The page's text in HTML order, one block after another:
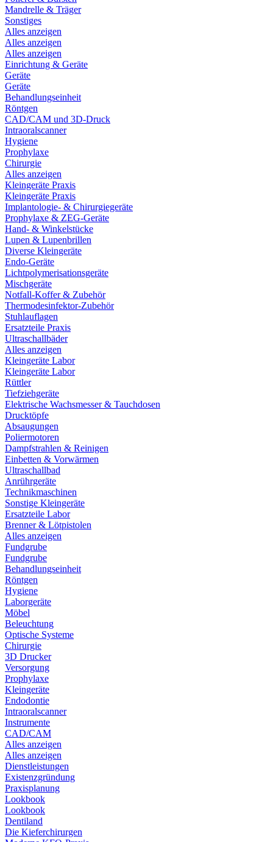
Mandrelle & Träger
Sonstiges
Alles anzeigen
Alles anzeigen
Alles anzeigen
Einrichtung & Geräte
Geräte
Geräte
Behandlungseinheit
Röntgen
CAD/CAM und 3D-Druck
Intraoralscanner
Hygiene
Prophylaxe
Chirurgie
Alles anzeigen
Kleingeräte Praxis
Kleingeräte Praxis
Implantologie- & Chirurgiegeräte
Prophylaxe & ZEG-Geräte
Hand- & Winkelstücke
Lupen & Lupenbrillen
Diverse Kleingeräte
Endo-Geräte
Lichtpolymerisationsgeräte
Mischgeräte
Notfall-Koffer & Zubehör
Thermodesinfektor-Zubehör
Stuhlauflagen
Ersatzteile Praxis
Ultraschallbäder
Alles anzeigen
Kleingeräte Labor
Kleingeräte Labor
Rüttler
Tiefziehgeräte
Elektrische Wachsmesser & Tauchdosen
Drucktöpfe
Absaugungen
Poliermotoren
Dampfstrahlen & Reinigen
Einbetten & Vorwärmen
Ultraschallbad
Anrührgeräte
Technikmaschinen
Sonstige Kleingeräte
Ersatzteile Labor
Brenner & Lötpistolen
Alles anzeigen
Fundgrube
Fundgrube
Behandlungseinheit
Röntgen
Hygiene
Laborgeräte
Möbel
Beleuchtung
Optische Systeme
Chirurgie
3D Drucker
Versorgung
Prophylaxe
Kleingeräte
Endodontie
Intraoralscanner
Instrumente
CAD/CAM
Alles anzeigen
Alles anzeigen
Dienstleistungen
Existenzgründung
Praxisplanung
Lookbook
Lookbook
Dentiland
Die Kieferchirurgen